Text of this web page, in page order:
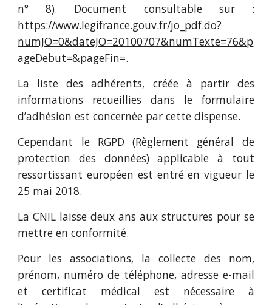
n° 8). Document consultable sur :
https://www.legifrance.gouv.fr/jo_pdf.do?
numJO=0&dateJO=20100707&numTexte=76&p
ageDebut=&pageFin=.
La liste des adhérents, créée à partir des
informations recueillies dans le formulaire
d’adhésion est concernée par cette dispense.
Cependant le RGPD (Règlement général de
protection des données) applicable à tout
ressortissant européen est entré en vigueur le
25 mai 2018.
La CNIL laisse deux ans aux structures pour se
mettre en conformité.
Pour les associations, la collecte des nom,
prénom, numéro de téléphone, adresse e-mail
et certificat médical est nécessaire à